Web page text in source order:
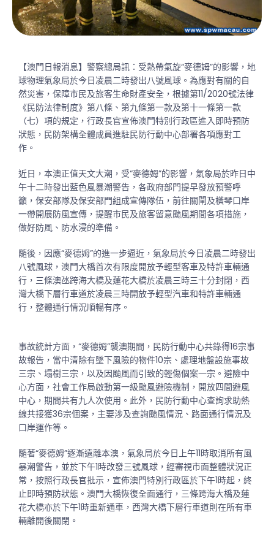
【澳門日報消息】警察總局訊：受熱帶氣旋“麥德姆”的影響，地
球物理氣象局於今日凌晨二時發出八號風球。為應對有關的自
然災害，保障市民及旅客生命財產安全，根據第11/2020號法律
《民防法律制度》第八條、第九條第一款及第十一條第一款
（七）項的規定，行政長官宣佈澳門特別行政區進入即時預防
狀態，民防架構全體成員進駐民防行動中心部署各項應對工
作。
近日，本澳正值天文大潮，受“麥德姆”的影響，氣象局於昨日中
午十二時發出藍色風暴潮警告，各政府部門提早發放預警呼
籲，保安部隊及保安部門組成宣傳隊伍，前往關閘及橫琴口岸
一帶開展防風宣傳，提醒市民及旅客留意颱風期間各項措施，
做好防風、防水浸的準備。
隨後，因應“麥德姆”的進一步逼近，氣象局於今日凌晨二時發出
八號風球，澳門大橋首次有限度開放予輕型客車及特許車輛通
行，三條澳氹跨海大橋及蓮花大橋於凌晨三時三十分封閉，西
灣大橋下層行車道於凌晨三時開放予輕型汽車和特許車輛通
行，整體通行情況順暢有序。
事故統計方面，“麥德姆”襲澳期間，民防行動中心共錄得16宗事
故報告，當中清除有墜下風險的物件10宗、處理地盤設施事故
三宗、塌樹三宗，以及因颱風而引致的輕傷個案一宗。避險中
心方面，社會工作局啟動第一級颱風避險機制，開放四間避風
中心，期間共有九人次使用。此外，民防行動中心查詢求助熱
線共接獲36宗個案，主要涉及查詢颱風情況、路面通行情況及
口岸運作等。
隨著“麥德姆”逐漸遠離本澳，氣象局於今日上午11時取消所有風
暴潮警告，並於下午1時改發三號風球，經審視市面整體狀況正
常，按照行政長官批示，宣佈澳門特別行政區於下午1時起，終
止即時預防狀態。澳門大橋恢復全面通行，三條跨海大橋及蓮
花大橋亦於下午1時重新通車，西灣大橋下層行車道則在所有車
輛離開後關閉。